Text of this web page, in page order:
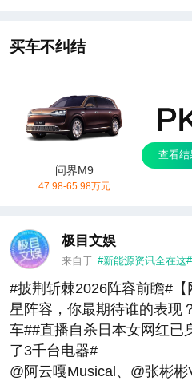
买车不纠结
问界M9
47.98-65.98万元
查看结
极目文娱
来自于 #新能源资讯全在这#
#披荆斩棘2026阵容前瞻#
星阵容，你最期待谁的表现
车##直播自杀日本女网红已
了3千台电器#
@阿云嘎Musical、@张彬